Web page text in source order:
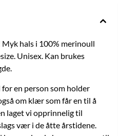
hals i 100% merinoull
Unisex. Kan brukes
en person som holder
om klær som får en til å
laget vi opprinnelig til
vær i de åtte årstidene.